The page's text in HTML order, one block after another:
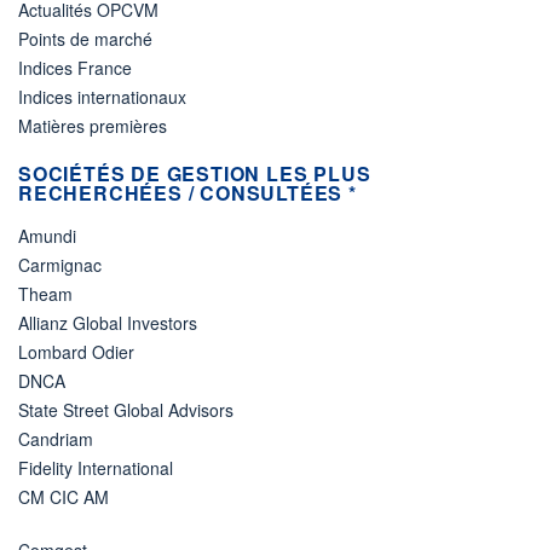
Actualités OPCVM
Points de marché
Indices France
Indices internationaux
Matières premières
SOCIÉTÉS DE GESTION LES PLUS
RECHERCHÉES / CONSULTÉES *
Amundi
Carmignac
Theam
Allianz Global Investors
Lombard Odier
DNCA
State Street Global Advisors
Candriam
Fidelity International
CM CIC AM